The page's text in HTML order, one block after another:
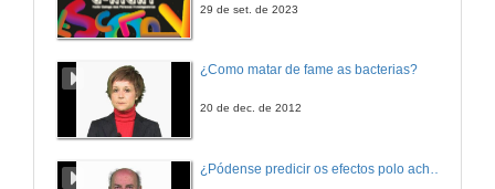
29 de set. de 2023
¿Como matar de fame as bacterias?
20 de dec. de 2012